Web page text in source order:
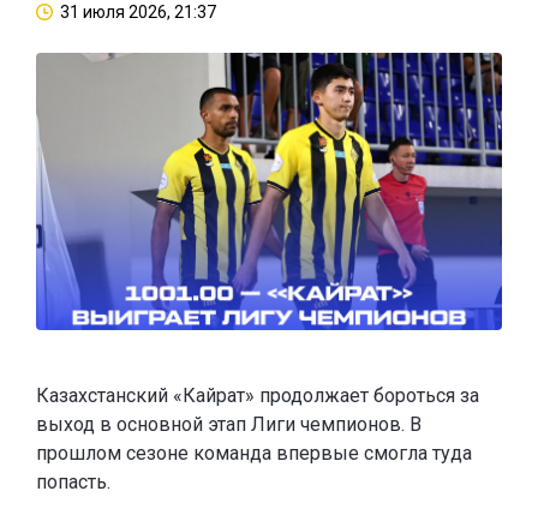
31 июля 2026, 21:37
Казахстанский «Кайрат» продолжает бороться за
выход в основной этап Лиги чемпионов. В
прошлом сезоне команда впервые смогла туда
попасть.